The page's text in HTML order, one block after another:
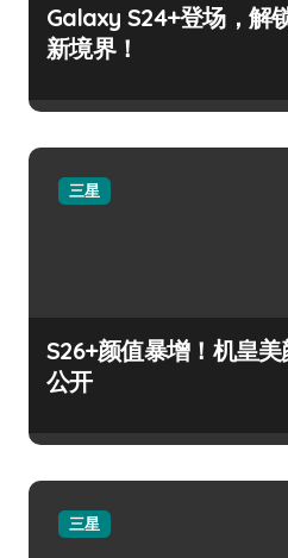
Galaxy S24+登场，解
新境界！
三星
S26+颜值暴增！机皇
公开
三星